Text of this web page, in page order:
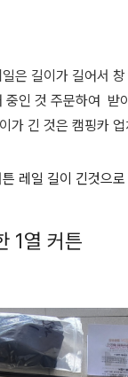
은 길이가 길어서
중인 것 주문하여 받
가 긴 것은 캠핑카
레일 길이 긴것으
1열 커튼